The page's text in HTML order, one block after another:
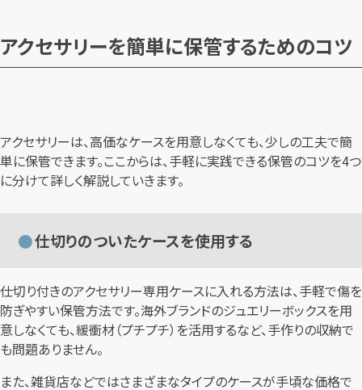
アクセサリーを簡単に保管するためのコツ
アクセサリーは、高価なケースを用意しなくても、少しの工夫で簡
単に保管できます。ここからは、手軽に実践できる保管のコツを4つ
に分けて詳しく解説していきます。
仕切りのついたケースを使用する
仕切り付きのアクセサリー専用ケースに入れる方法は、手軽で傷を
防ぎやすい保管方法です。海外ブランドのジュエリーボックスを用
意しなくても、緩衝材（プチプチ）を活用するなど、手作りの収納で
も問題ありません。
また、雑貨店などではさまざまなタイプのケースが手頃な価格で